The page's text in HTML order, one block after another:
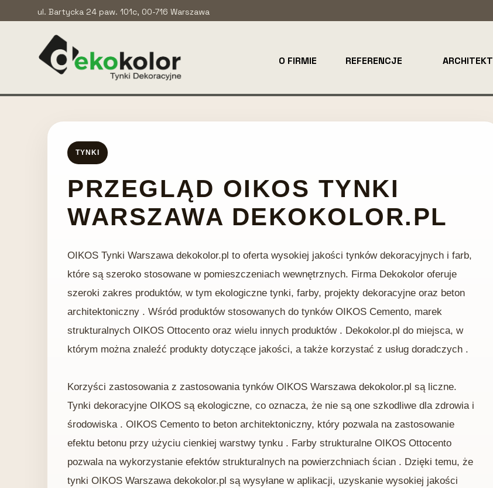
ARCHITEKT
REFERENCJE
O FIRMIE
ul. Bartycka 24 paw. 101c, 00-716 Warszawa
TYNKI
PRZEGLĄD OIKOS TYNKI
WARSZAWA DEKOKOLOR.PL
OIKOS Tynki Warszawa dekokolor.pl to oferta wysokiej jakości tynków dekoracyjnych i farb,
które są szeroko stosowane w pomieszczeniach wewnętrznych. Firma Dekokolor oferuje
szeroki zakres produktów, w tym ekologiczne tynki, farby, projekty dekoracyjne oraz beton
architektoniczny . Wśród produktów stosowanych do tynków OIKOS Cemento, marek
strukturalnych OIKOS Ottocento oraz wielu innych produktów . Dekokolor.pl do miejsca, w
którym można znaleźć produkty dotyczące jakości, a także korzystać z usług doradczych .
Korzyści zastosowania z zastosowania tynków OIKOS Warszawa dekokolor.pl są liczne.
Tynki dekoracyjne OIKOS są ekologiczne, co oznacza, że ​​nie są one szkodliwe dla zdrowia i
środowiska . OIKOS Cemento to beton architektoniczny, który pozwala na zastosowanie
efektu betonu przy użyciu cienkiej warstwy tynku . Farby strukturalne OIKOS Ottocento
pozwala na wykorzystanie efektów strukturalnych na powierzchniach ścian . Dzięki temu, że
tynki OIKOS Warszawa dekokolor.pl są wysyłane w aplikacji, uzyskanie wysokiej jakości